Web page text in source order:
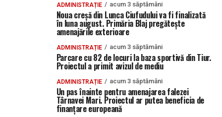
ADMINISTRAȚIE acum 3 săptămâni
Noua creșă din Lunca Ciufudului va fi finalizată
în luna august. Primăria Blaj pregătește
amenajările exterioare
ADMINISTRAȚIE acum 3 săptămâni
Parcare cu 82 de locuri la baza sportivă din Tiur.
Proiectul a primit avizul de mediu
ADMINISTRAȚIE acum 3 săptămâni
Un pas înainte pentru amenajarea falezei
Târnavei Mari. Proiectul ar putea beneficia de
finanțare europeană